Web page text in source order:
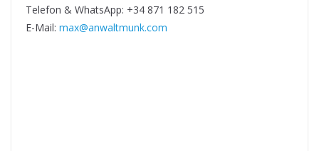
Telefon & WhatsApp: +34 871 182 515
E-Mail: max@anwaltmunk.com